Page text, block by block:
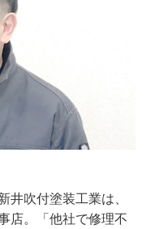
井吹付塗装工業は、
店。「他社で修理不